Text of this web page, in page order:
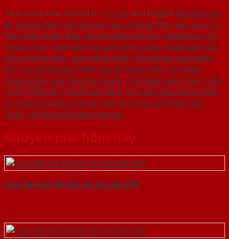
This entry was posted in Tin tứcand tagged báo giá cửa
gỗ chống cháy, báo giá cửa thép chống cháy, báo giá cửa
thép Hàn Quốc, Báo giá cửa thép vân gỗ, Catalogue cửa
chống cháy, catalogue cửa gỗ chống cháy, catalogue cửa
thép chống cháy, cửa chống cháy, cửa chống cháy bằng
gỗ, Cửa Gỗ Chống Cháy, cửa gỗ ngăn cháy Cửa thép
chống cháy, cửa thép hàn quốc, cửa thép ngăn cháy, CỬA
THÉP VÂN GỖ, Cửa thoát hiểm, thi công cửa chống cháy,
thi công cửa thép chống cháy, thi công cửa thép Hàn
Quốc, thi công cửa thép vân gỗ.
Khuyến mại hôm nay
Cửa Vân Gỗ 5D KAT-41.52.52A-4TK